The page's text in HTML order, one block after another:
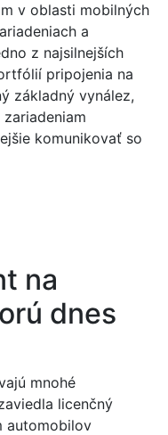
v oblasti mobilných
a
z najsilnejších
pripojenia na
základný vynález,
komunikovať so
na
dnes
mnohé
licenčný
automobilov